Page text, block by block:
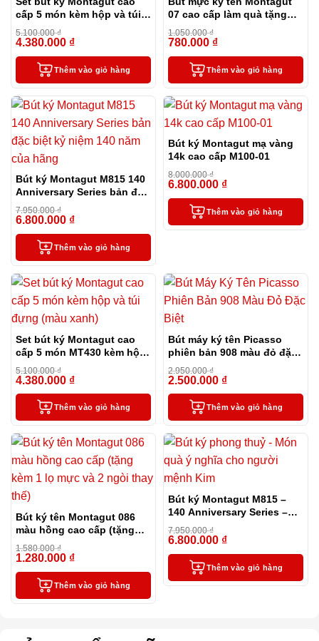
cấp 5 món kèm hộp và túi
đựng màu đen
5.100.000₫
4.380.000 ₫
Thêm vào giỏ hàng
07 cao cấp làm quà tặng
sếp (tặng kèm 1 lọ mực)
1.050.000₫
780.000 ₫
Thêm vào giỏ hàng
Bút ký Montagut M815 140
Anniversary Series bản đặc
biệt kỷ niệm 140 năm của
hãng
7.950.000₫
6.800.000 ₫
Thêm vào giỏ hàng
Bút ký Montagut mạ vàng
14k cao cấp M100-01
8.000.000₫
6.800.000 ₫
Thêm vào giỏ hàng
Set bút ký Montagut cao
cấp 5 món MT430 kèm hộp
và túi đựng màu xanh
5.100.000₫
4.380.000 ₫
Thêm vào giỏ hàng
Bút máy ký tên Picasso
phiên bản 908 màu đỏ đặc
biệt
2.950.000₫
2.500.000 ₫
Thêm vào giỏ hàng
Bút ký tên Montagut 086
màu hồng cao cấp (tặng
kèm 1 lọ mực và 2 ngòi
thay thế)
1.580.000₫
1.280.000 ₫
Thêm vào giỏ hàng
Bút ký Montagut M815 –
140 Anniversary Series –
phiên bản đặc biệt kỷ niệm
140 năm của hãng
7.950.000₫
6.800.000 ₫
Thêm vào giỏ hàng